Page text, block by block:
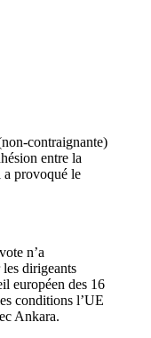
contraignante)
entre la
a provoqué le
n’a
dirigeants
européen des 16
conditions l’UE
Ankara.